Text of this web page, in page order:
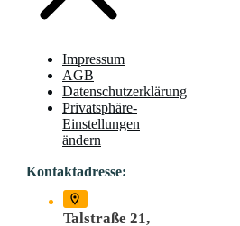
Impressum
AGB
Datenschutzerklärung
Privatsphäre-
Einstellungen
ändern
Kontaktadresse:
Talstraße 21,